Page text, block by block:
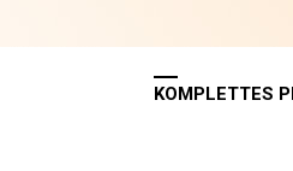
KOMPLETTES